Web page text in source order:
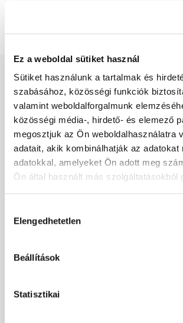
Ez a weboldal sütiket használ
Sütiket használunk a tartalmak és
szabásához, közösségi funkciók
valamint weboldalforgalmunk
közösségi média-, hirdető- és elemező
megosztjuk az Ön weboldalhasználatra
adatait, akik kombinálhatják az adatokat
adatokkal, amelyeket Ön adott meg
Ön által használt más szolgáltatásokból
kiválasztása
Elengedhetetlen
Beállítások
Statisztikai
ÉTTERMÜNK ÖT EGYEDI
TEREMMEL,
FÉRŐHELLYEL ÉS EGY
PANORÁMÁS
RENDELKEZIK, ÍGY
MIND EGYÉNI
CSOPORTOK, CÉGES- ÉS
RENDEZVÉNYEK
A RENAISSANCE
KEDVELT ESKÜVŐI
TERMEINK MINDEN
MUTATNAK AZ